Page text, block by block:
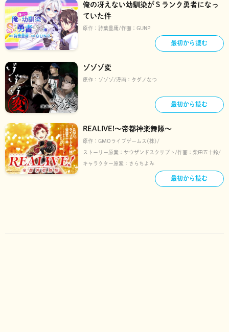
俺の冴えない幼馴染がＳランク勇者になっ
ていた件
原作： 詩葉豊庸 作画： GUNP
最初から読む
ゾゾゾ変
原作： ゾゾゾ 漫画： タダノなつ
最初から読む
REALIVE!～帝都神楽舞隊～
原作： GMOライブゲームス(株)
ストーリー原案： サウザンドスクリプト 作画： 柴田五十鈴
キャラクター原案： さらちよみ
最初から読む